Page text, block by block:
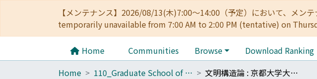
【メンテナンス】2026/08/13(木)7:00～14:00（予定）において、メ
temporarily unavailable from 7:00 AM to 2:00 PM (tentative) on
Home Communities Browse Download Ranking
Home
110_Graduate School of Human and Environmental Studies 文明構造論 : 京都大学大学院人間・環境学研究科現代文明論講座文明構造論分野論集